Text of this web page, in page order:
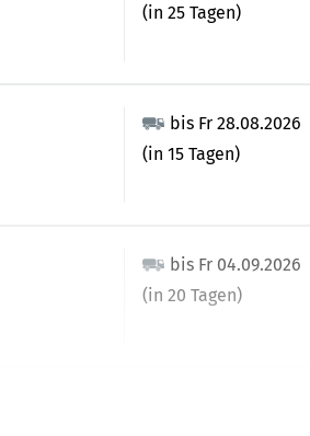
(in 25 Tagen)
bis Fr 28.08.2026
(in 15 Tagen)
bis Fr 04.09.2026
(in 20 Tagen)